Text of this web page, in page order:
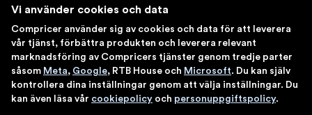
försäkringsdistributör hos Bolagsverket samt står under
Finansinspektionens tillsyn. Åtta gånger har vi blivit utsedda
till en av Sveriges 100 bästa sajter av IDG. Du kan känna dig
trygg med att använda våra tjänster.
Vi använder cookies och data
Compricer använder sig av cookies och data för att leverera
vår tjänst, förbättra produkten och leverera relevant
marknadsföring av Compricers tjänster genom tredje parter
såsom Meta, Google, RTB House och Microsoft. Du kan själv
kontrollera dina inställningar genom att välja inställningar. Du
kan även läsa vår cookiepolicy och personuppgiftspolicy.